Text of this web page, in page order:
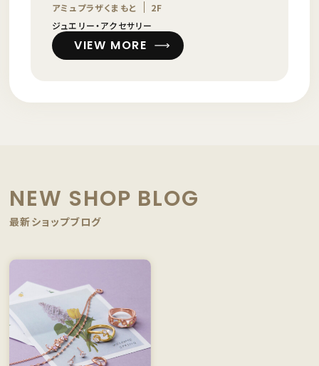
アミュプラザくまもと
2F
ジュエリー・アクセサリー
VIEW MORE
NEW SHOP BLOG
最新ショップブログ